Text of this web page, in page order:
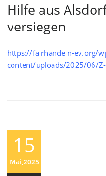
Hilfe aus
versiegen
https://fairhandeln-ev.org/
content/uploads/2025/06/
15
Mai,2025